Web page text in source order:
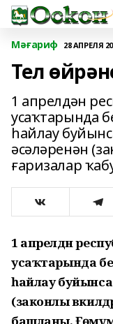
Мәғариф 28 АПРЕЛЯ
Тел
1 апрелдән
усаҡтарында
һайлау
әсәләренән
ғаризалар
1 апрелдән
усаҡтарында
һайлау буйынса
(законлы